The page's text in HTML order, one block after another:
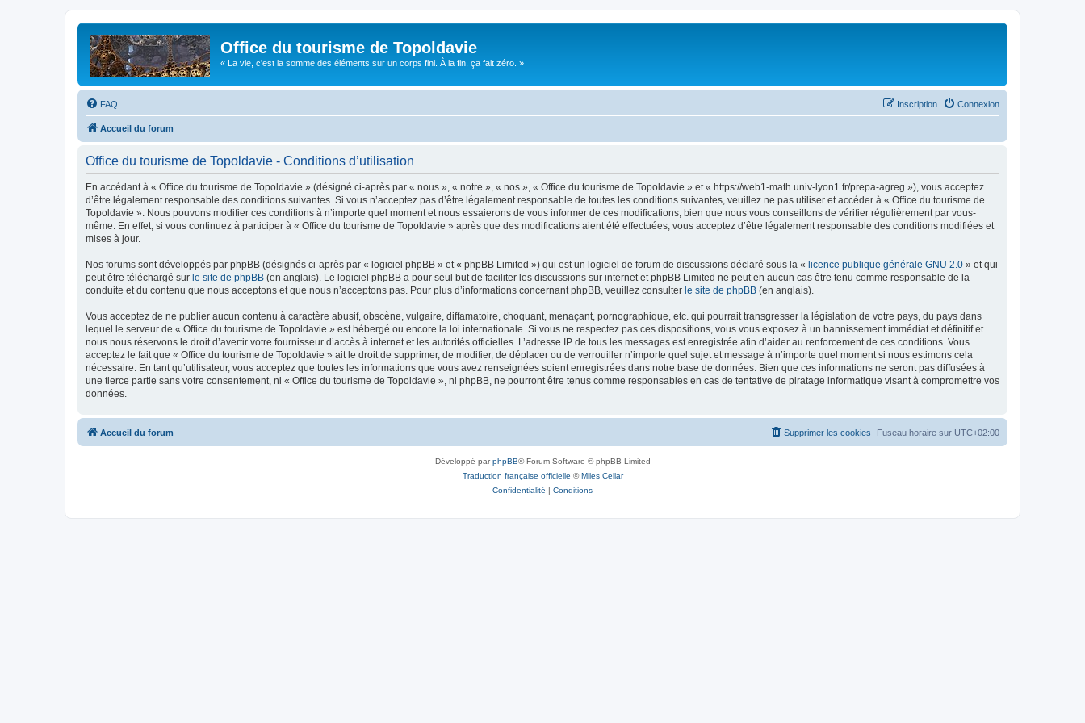
Office du tourisme de Topoldavie
« La vie, c'est la somme des éléments sur un corps fini. À la fin, ça fait zéro. »
FAQ Connexion
Inscription
Accueil du forum
Office du tourisme de Topoldavie - Conditions d’utilisation
En accédant à « Office du tourisme de Topoldavie » (désigné ci-après par « nous », « notre », « nos », « Office du tourisme de Topoldavie » et « https://web1-math.univ-lyon1.fr/prepa-agreg »), vous acceptez
d’être légalement responsable des conditions suivantes. Si vous n’acceptez pas d’être légalement responsable de toutes les conditions suivantes, veuillez ne pas utiliser et accéder à « Office du tourisme de
Topoldavie ». Nous pouvons modifier ces conditions à n’importe quel moment et nous essaierons de vous informer de ces modifications, bien que nous vous conseillons de vérifier régulièrement par vous-
même. En effet, si vous continuez à participer à « Office du tourisme de Topoldavie » après que des modifications aient été effectuées, vous acceptez d’être légalement responsable des conditions modifiées et
mises à jour.
Nos forums sont développés par phpBB (désignés ci-après par « logiciel phpBB » et « phpBB Limited ») qui est un logiciel de forum de discussions déclaré sous la « licence publique générale GNU 2.0 » et qui
peut être téléchargé sur le site de phpBB (en anglais). Le logiciel phpBB a pour seul but de faciliter les discussions sur internet et phpBB Limited ne peut en aucun cas être tenu comme responsable de la
conduite et du contenu que nous acceptons et que nous n’acceptons pas. Pour plus d’informations concernant phpBB, veuillez consulter le site de phpBB (en anglais).
Vous acceptez de ne publier aucun contenu à caractère abusif, obscène, vulgaire, diffamatoire, choquant, menaçant, pornographique, etc. qui pourrait transgresser la législation de votre pays, du pays dans
lequel le serveur de « Office du tourisme de Topoldavie » est hébergé ou encore la loi internationale. Si vous ne respectez pas ces dispositions, vous vous exposez à un bannissement immédiat et définitif et
nous nous réservons le droit d’avertir votre fournisseur d’accès à internet et les autorités officielles. L’adresse IP de tous les messages est enregistrée afin d’aider au renforcement de ces conditions. Vous
acceptez le fait que « Office du tourisme de Topoldavie » ait le droit de supprimer, de modifier, de déplacer ou de verrouiller n’importe quel sujet et message à n’importe quel moment si nous estimons cela
nécessaire. En tant qu’utilisateur, vous acceptez que toutes les informations que vous avez renseignées soient enregistrées dans notre base de données. Bien que ces informations ne seront pas diffusées à
une tierce partie sans votre consentement, ni « Office du tourisme de Topoldavie », ni phpBB, ne pourront être tenus comme responsables en cas de tentative de piratage informatique visant à compromettre vos
données.
Accueil du forum Fuseau horaire sur UTC+02:00
Supprimer les cookies
Développé parphpBB® Forum Software © phpBB Limited
Traduction française officielle ©Miles Cellar
Confidentialité | Conditions